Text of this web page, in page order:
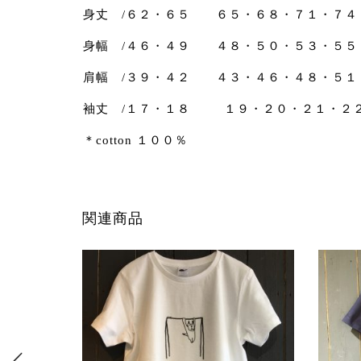
身丈 /６２・６５ ６５・６８・７１・７４
身幅 /４６・４９ ４８・５０・５３・５５
肩幅 /３９・４２ ４３・４６・４８・５１
袖丈 /１７・１８ １９・２０・２１・２
＊cotton １００％
関連商品